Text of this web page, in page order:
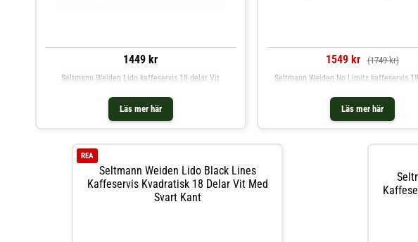
1449 kr
Läs mer här
Seltmann Weiden Lido kaffeservis 18 delar Vit
1549 kr (1749 kr)
Läs mer här
Seltmann Weiden No Limits kaffeservis
Seltmann Weiden Lido Black Lines
Kaffeservis Kvadratisk 18 Delar Vit Med
Svart Kant
REA